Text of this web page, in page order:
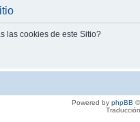
las cookies de este Sitio?
Powered by phpBB